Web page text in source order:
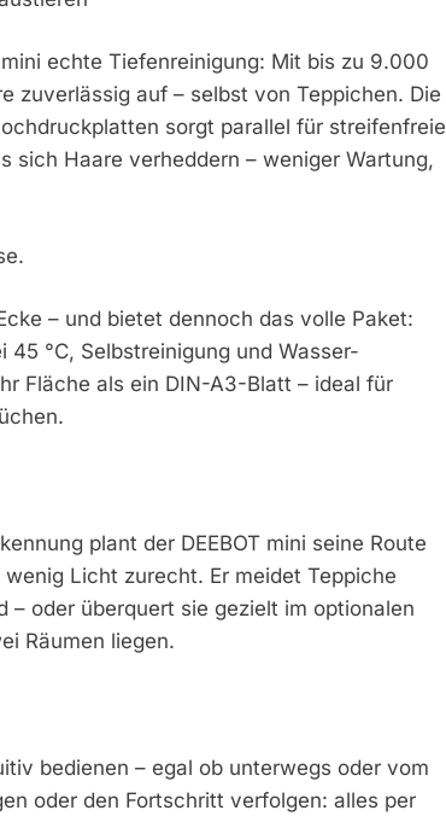
echte Tiefenreinigung: Mit bis zu 9.000
zuverlässig auf – selbst von Teppichen. Die
sorgt parallel für streifenfreie
sich Haare verheddern – weniger Wartung,
– und bietet dennoch das volle Paket:
°C, Selbstreinigung und Wasser-
Fläche als ein DIN-A3-Blatt – ideal für
plant der DEEBOT mini seine Route
Licht zurecht. Er meidet Teppiche
oder überquert sie gezielt im optionalen
Räumen liegen.
bedienen – egal ob unterwegs oder vom
oder den Fortschritt verfolgen: alles per